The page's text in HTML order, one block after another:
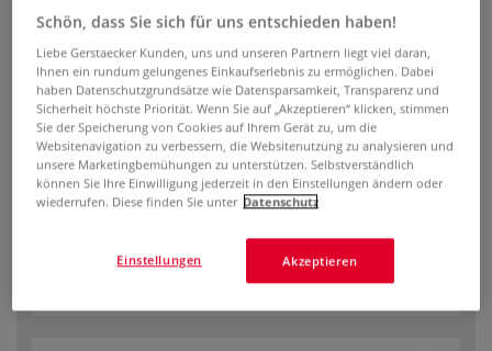
Bestell-Nr.08-38567
Auf Lager.
Pinselgröße
3/0
Pinselbreite
(mm)
0,50
-
Schön, dass Sie sich für uns entschieden haben!
Liebe Gerstaecker Kunden, uns und unseren Partnern liegt viel daran,
Ihnen ein rundum gelungenes Einkaufserlebnis zu ermöglichen. Dabei
haben Datenschutzgrundsätze wie Datensparsamkeit, Transparenz und
Sicherheit höchste Priorität. Wenn Sie auf „Akzeptieren“ klicken, stimmen
Sie der Speicherung von Cookies auf Ihrem Gerät zu, um die
Websitenavigation zu verbessern, die Websitenutzung zu analysieren und
unsere Marketingbemühungen zu unterstützen. Selbstverständlich
können Sie Ihre Einwilligung jederzeit in den Einstellungen ändern oder
wiederrufen. Diese finden Sie unter Datenschutz
Akzeptieren
Einstellungen